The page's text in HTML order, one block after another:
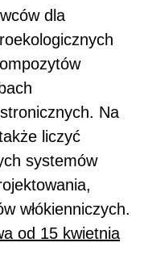
dla
Na
liczyć
systemów
włókienniczych.
od 15 kwietnia